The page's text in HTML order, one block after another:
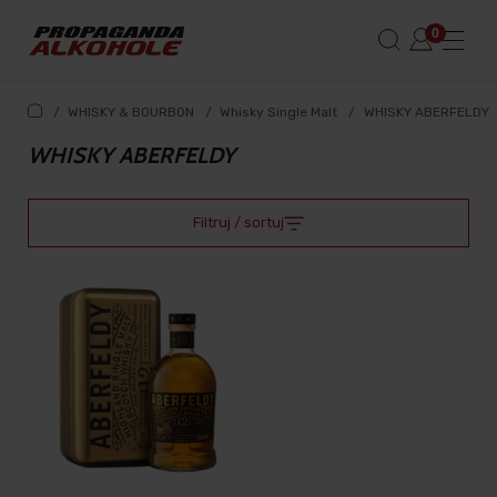
/ WHISKY & BOURBON / Whisky Single Malt / WHISKY ABERFELDY
WHISKY ABERFELDY
Filtruj / sortuj